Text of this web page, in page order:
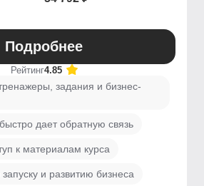
Подробнее
Рейтинг4.85
задания и бизнес-
дает обратную связь
к материалам курса
и развитию бизнеса